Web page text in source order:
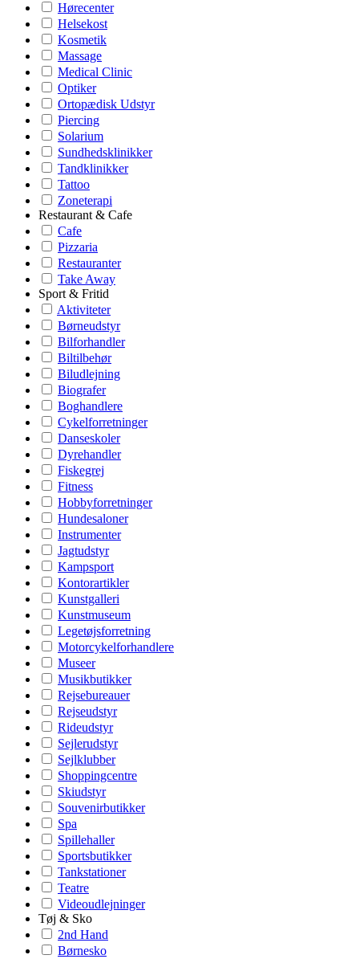
Hørecenter
Helsekost
Kosmetik
Massage
Medical Clinic
Optiker
Ortopædisk Udstyr
Piercing
Solarium
Sundhedsklinikker
Tandklinikker
Tattoo
Zoneterapi
Restaurant & Cafe
Cafe
Pizzaria
Restauranter
Take Away
Sport & Fritid
Aktiviteter
Børneudstyr
Bilforhandler
Biltilbehør
Biludlejning
Biografer
Boghandlere
Cykelforretninger
Danseskoler
Dyrehandler
Fiskegrej
Fitness
Hobbyforretninger
Hundesaloner
Instrumenter
Jagtudstyr
Kampsport
Kontorartikler
Kunstgalleri
Kunstmuseum
Legetøjsforretning
Motorcykelforhandlere
Museer
Musikbutikker
Rejsebureauer
Rejseudstyr
Rideudstyr
Sejlerudstyr
Sejlklubber
Shoppingcentre
Skiudstyr
Souvenirbutikker
Spa
Spillehaller
Sportsbutikker
Tankstationer
Teatre
Videoudlejninger
Tøj & Sko
2nd Hand
Børnesko